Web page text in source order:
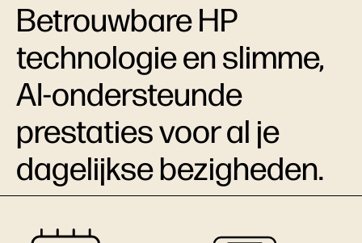
Betrouwbare HP
technologie en slimme,
AI-ondersteunde
prestaties voor al je
dagelijkse bezigheden.